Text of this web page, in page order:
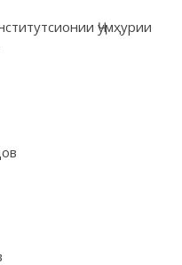
Ҷумҳурии